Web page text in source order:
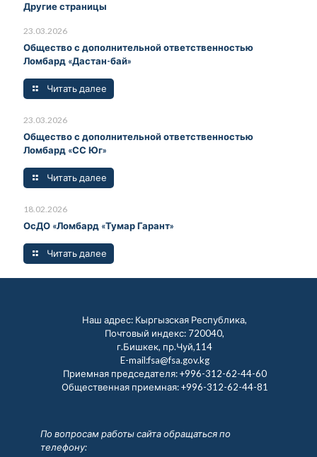
Другие страницы
23.03.2026
Общество с дополнительной ответственностью
Ломбард «Дастан-бай»
Читать далее
23.03.2026
Общество с дополнительной ответственностью
Ломбард «СС Юг»
Читать далее
18.02.2026
ОсДО «Ломбард «Тумар Гарант»
Читать далее
Наш адрес: Кыргызская Республика,
Почтовый индекс: 720040,
г.Бишкек, пр.Чуй,114
E-mail:fsa@fsa.gov.kg
Приемная председателя:+996-312-62-44-60
Общественная приемная:+996-312-62-44-81
По вопросам работы сайта обращаться по
телефону: